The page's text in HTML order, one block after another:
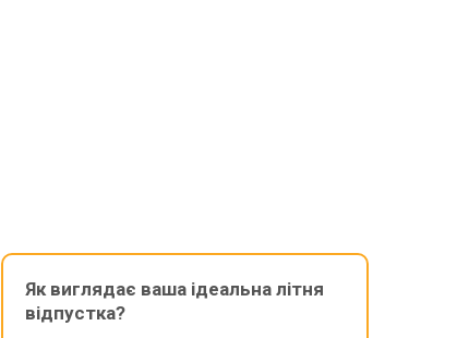
Як виглядає ваша ідеальна літня
відпустка?